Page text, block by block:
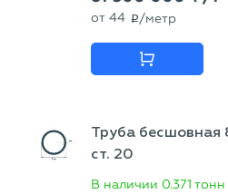
от 44 p /метр
Труба бесшовная
ст. 20
В наличии 0.371 тонн